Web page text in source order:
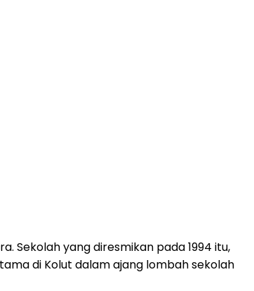
Sekolah yang diresmikan pada 1994 itu,
di Kolut dalam ajang lombah sekolah